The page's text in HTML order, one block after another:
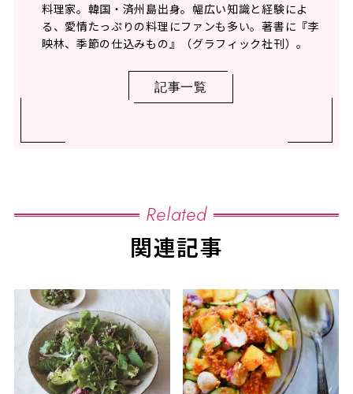
料理家。韓国・済州島出身。幅広い知識と経験によ
る、愛情たっぷりの料理にファンも多い。著書に『李
映林、季節の仕込みもの』（グラフィック社刊）。
記事一覧
Related
関連記事